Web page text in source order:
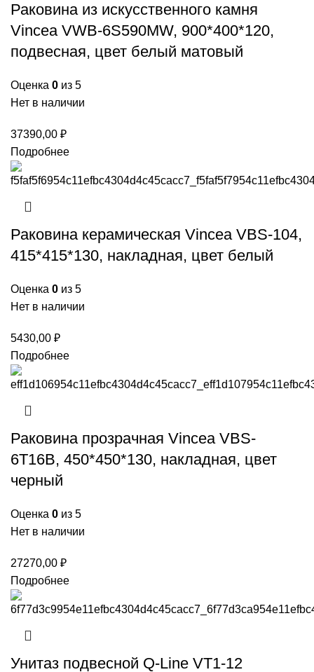
Раковина из искусственного камня
Vincea VWB-6S590MW, 900*400*120,
подвесная, цвет белый матовый
Оценка 0 из 5
Нет в наличии
37390,00 ₽
Подробнее
Раковина керамическая Vincea VBS-104,
415*415*130, накладная, цвет белый
Оценка 0 из 5
Нет в наличии
5430,00 ₽
Подробнее
Раковина прозрачная Vincea VBS-
6T16B, 450*450*130, накладная, цвет
черный
Оценка 0 из 5
Нет в наличии
27270,00 ₽
Подробнее
Унитаз подвесной Q-Line VT1-12